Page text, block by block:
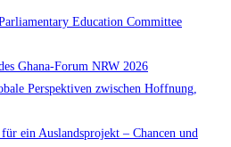
Education Committee
Ghana-Forum NRW 2026
Perspektiven zwischen Hoffnung,
ein Auslandsprojekt – Chancen und